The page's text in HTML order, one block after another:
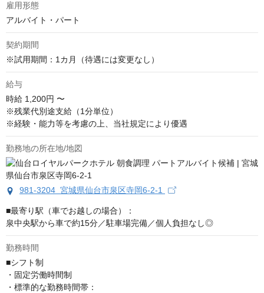
雇用形態
アルバイト・パート
契約期間
※試用期間：1カ月（待遇には変更なし）
給与
時給 1,200円 〜
※残業代別途支給（1分単位）
※経験・能力等を考慮の上、当社規定により優遇
勤務地の所在地/地図
981-3204 宮城県仙台市泉区寺岡6-2-1
■最寄り駅（車でお越しの場合）：
泉中央駅から車で約15分／駐車場完備／個人負担なし◎
勤務時間
■シフト制
・固定労働時間制
・標準的な勤務時間帯：